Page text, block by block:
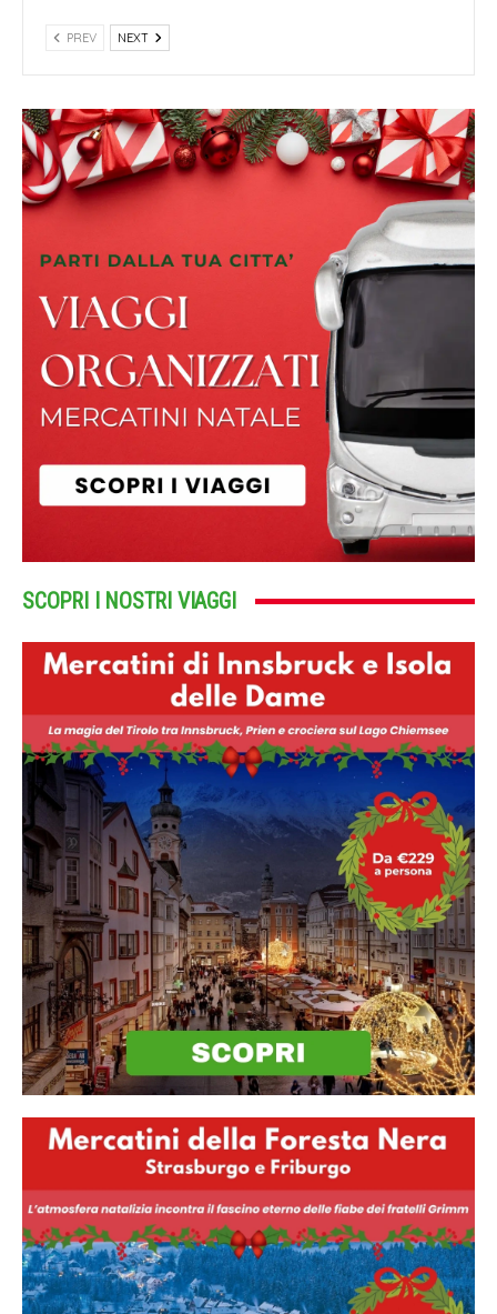
PREV NEXT
SCOPRI I NOSTRI VIAGGI